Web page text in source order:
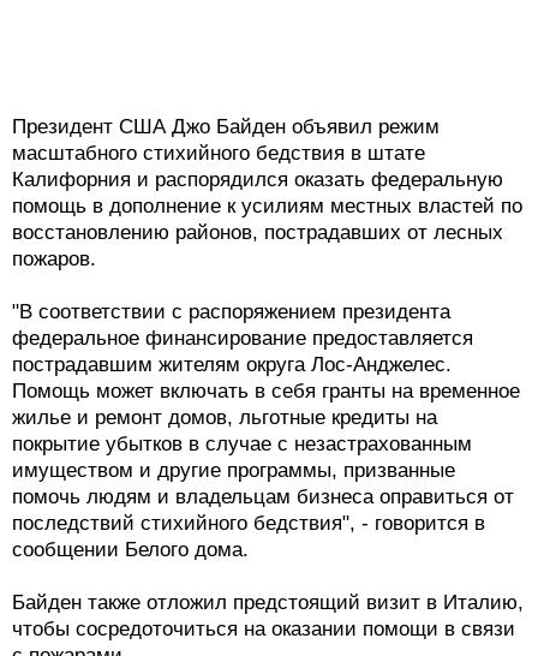
Президент США Джо Байден объявил режим
масштабного стихийного бедствия в штате
Калифорния и распорядился оказать федеральную
помощь в дополнение к усилиям местных властей по
восстановлению районов, пострадавших от лесных
пожаров.
"В соответствии с распоряжением президента
федеральное финансирование предоставляется
пострадавшим жителям округа Лос-Анджелес.
Помощь может включать в себя гранты на временное
жилье и ремонт домов, льготные кредиты на
покрытие убытков в случае с незастрахованным
имуществом и другие программы, призванные
помочь людям и владельцам бизнеса оправиться от
последствий стихийного бедствия", - говорится в
сообщении Белого дома.
Байден также отложил предстоящий визит в Италию,
чтобы сосредоточиться на оказании помощи в связи